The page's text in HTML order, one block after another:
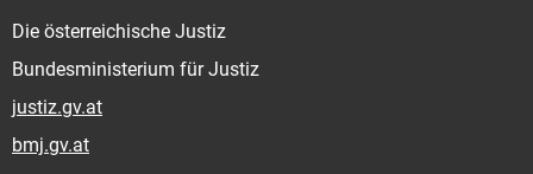
Die österreichische Justiz
Bundesministerium für Justiz
justiz.gv.at
bmj.gv.at